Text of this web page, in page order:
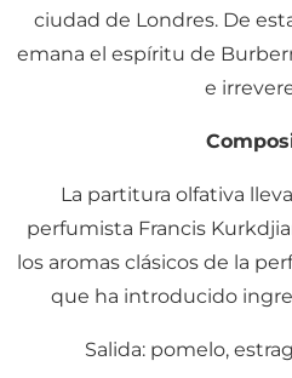
ciudad de Londres. De
emana el espíritu de
e
La partitura olfativa
perfumista Francis
los aromas clásicos de la
que ha introducido
Salida: pomelo,